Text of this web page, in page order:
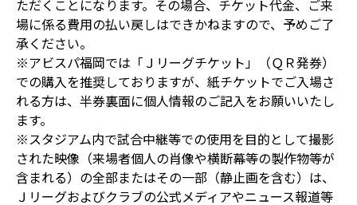
ただくことになります。その場合、チケット代金、ご来
場に係る費用の払い戻しはできかねますので、予めご了
承ください。
※アビスパ福岡では「Ｊリーグチケット」（ＱＲ発券）
での購入を推奨しておりますが、紙チケットでご入場さ
れる方は、半券裏面に個人情報のご記入をお願いいたし
ます。
※スタジアム内で試合中継等での使用を目的として撮影
された映像（来場者個人の肖像や横断幕等の製作物等が
含まれる）の全部またはその一部（静止画を含む）は、
Ｊリーグおよびクラブの公式メディアやニュース報道等